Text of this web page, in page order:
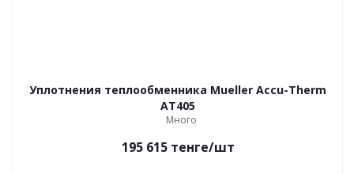
Уплотнения теплообменника Mueller Accu-Therm
AT405
Много
195 615тенге/шт